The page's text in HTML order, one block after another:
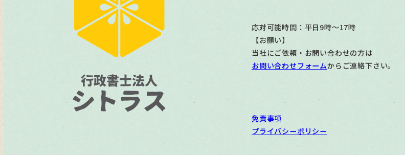
応対可能時間：平日9時～17時
【お願い】
当社にご依頼・お問い合わせの方は
お問い合わせフォームからご連絡下さい。
免責事項
プライバシーポリシー